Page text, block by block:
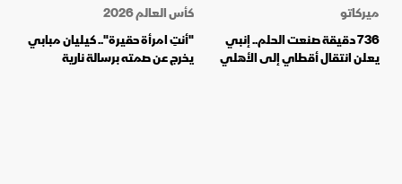
ميركاتو
736 دقيقة صنعت الحلم.. إنبي
يعلن انتقال أقطاي إلى الأهلي
كأس العالم 2026
"أنتِ امرأة حقيرة".. كيليان مبابي
يخرج عن صمته برسالة نارية